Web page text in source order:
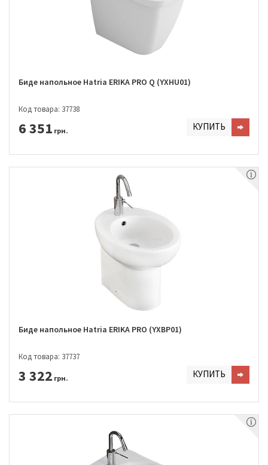
Биде напольное Hatria ERIKA PRO Q (YXHU01)
Код товара: 37738
6 351 грн. КУПИТЬ
Биде напольное Hatria ERIKA PRO (YXBP01)
Код товара: 37737
3 322 грн. КУПИТЬ